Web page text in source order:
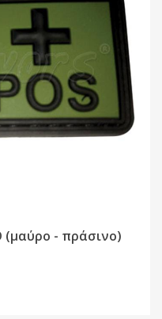
(μαύρο - πράσινο)